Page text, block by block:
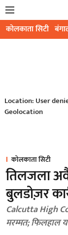
कोलकाता सिटी
Location: User
Geolocation
कोलकाता सिटी
तिलजला
बुलडोज़र
Calcutta High
मरम्मत; फिलहाल